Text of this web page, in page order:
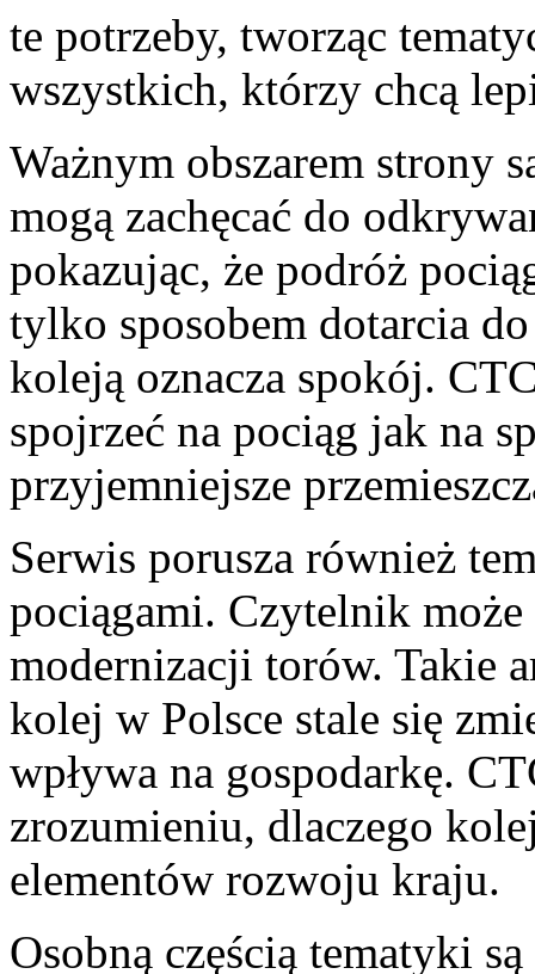
te potrzeby, tworząc
wszystkich, którzy chcą
Ważnym obszarem strony
mogą zachęcać do
pokazując, że podróż
tylko sposobem dotarcia
koleją oznacza spokój.
spojrzeć na pociąg jak na
przyjemniejsze
Serwis porusza również
pociągami. Czytelnik
modernizacji torów. Takie
kolej w Polsce stale się
wpływa na gospodarkę.
zrozumieniu, dlaczego
elementów rozwoju kraju.
Osobną częścią tematyki